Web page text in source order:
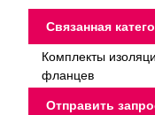
Связанная
Комплекты
фланцев
Отправить